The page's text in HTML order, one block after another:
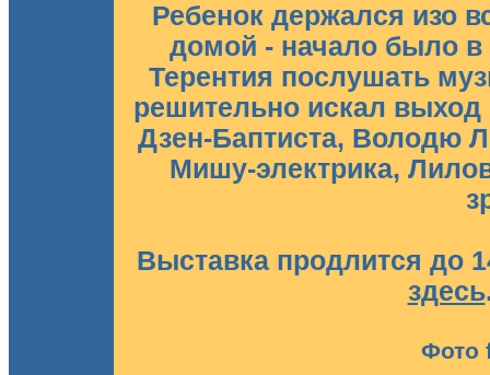
Ребенок держался изо
домой - начало было в
Терентия послушать
решительно искал выход
Дзен-Баптиста, Володю
Мишу-электрика,
Выставка продлится до
здесь
Фото